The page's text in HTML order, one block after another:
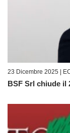
23 Dicembre 2025 |
BSF Srl chiude il